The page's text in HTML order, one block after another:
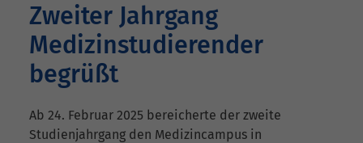
Zweiter Jahrgang
Medizinstudierender
begrüßt
Ab 24. Februar 2025 bereicherte der zweite
Studienjahrgang den Medizincampus in